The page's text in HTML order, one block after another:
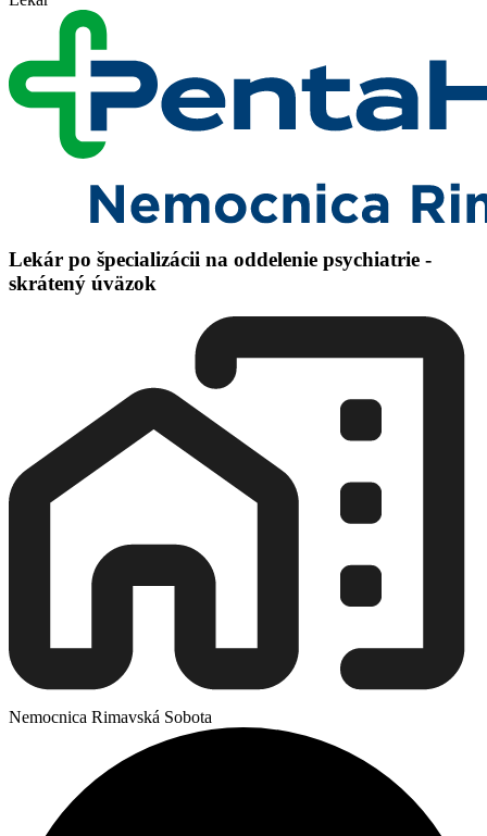
Lekár po špecializácii na oddelenie psychiatrie -
skrátený úväzok
Nemocnica Rimavská Sobota